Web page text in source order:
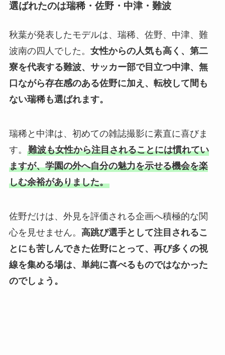
選ばれたのは瑞稀・佐野・中津・難波
秋葉が発表したモデルは、瑞稀、佐野、中津、難
波南の四人でした。 女性からの人気も高く、第二
寮を代表する難波、サッカー部で目立つ中津、無
口ながら存在感のある佐野に加え、転校して間も
ない瑞稀も選ばれます。
瑞稀と中津は、初めての雑誌撮影に素直に喜びま
す。 難波も女性から注目されることには慣れてい
ますが、学園の外へ自分の魅力を示せる機会を楽
しむ余裕がありました。
佐野だけは、外見を評価される企画へ積極的な関
心を見せません。 高跳び選手として注目されるこ
とにも苦しんできた佐野にとって、再び多くの視
線を集める場は、単純に喜べるものではなかった
のでしょう。